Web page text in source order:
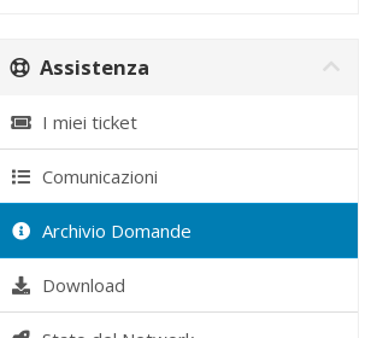
Assistenza
I miei ticket
Comunicazioni
Archivio Domande
Download